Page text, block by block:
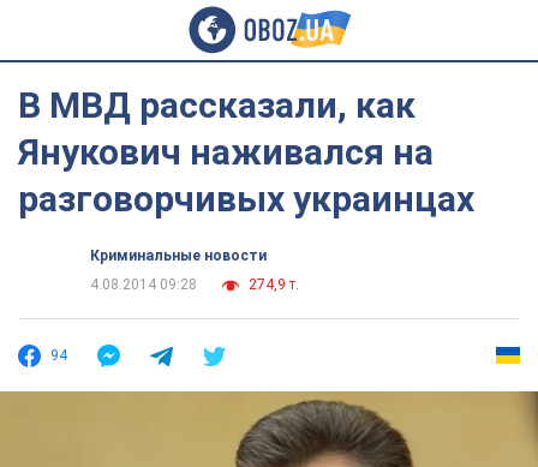
В МВД рассказали, как
Янукович наживался на
разговорчивых украинцах
Криминальные новости
4.08.2014 09:28
274,9 т.
94